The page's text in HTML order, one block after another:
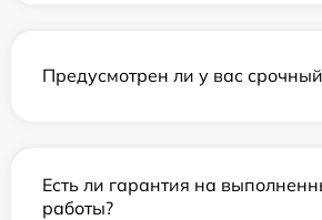
Предусмотрен ли у вас
Есть ли гарантия на
работы?